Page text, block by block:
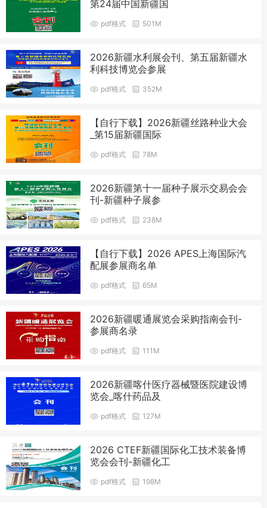
第24届中国新疆国
pdf格式 501M
2026新疆水利展会刊、第五届新疆水
利科技博览会参展
pdf格式 352M
【自行下载】2026新疆丝路种业大会
_第15届新疆国际
pdf格式 78M
2026新疆第十一届种子展示交易会会
刊-新疆种子展参
pdf格式 238M
【自行下载】2026 APES上海国际汽
配展参展商名单
pdf格式 65M
2026新疆暖通展览会采购指南会刊-
参展商名录
pdf格式 111M
2026新疆喀什医疗器械暨医院建设博
览会_喀什药品及
pdf格式 127M
2026 CTEF新疆国际化工技术装备博
览会会刊-新疆化工
pdf格式 198M